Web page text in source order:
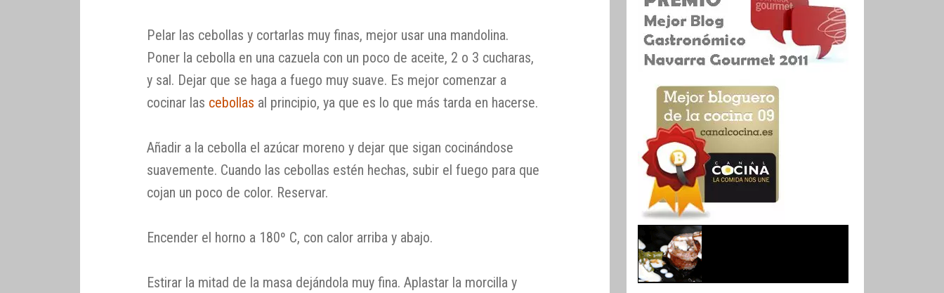
Pelar las cebollas y cortarlas muy finas, mejor usar una mandolina.
Poner la cebolla en una cazuela con un poco de aceite, 2 o 3 cucharas,
y sal. Dejar que se haga a fuego muy suave. Es mejor comenzar a
cocinar las cebollas al principio, ya que es lo que más tarda en hacerse.
Añadir a la cebolla el azúcar moreno y dejar que sigan cocinándose
suavemente. Cuando las cebollas estén hechas, subir el fuego para que
cojan un poco de color. Reservar.
Encender el horno a 180º C, con calor arriba y abajo.
Estirar la mitad de la masa dejándola muy fina. Aplastar la morcilla y